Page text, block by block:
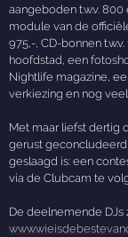
aangeboden t.w.v.
module van de
975,-, CD-bonnen
hoofdstad, een
Nightlife magazine,
verkiezing en nog veel
Met maar liefst dertig
gerust
geslaagd is: een
via de Clubcam te
De deelnemende DJs